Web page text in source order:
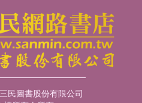
民圖書股份有限公司